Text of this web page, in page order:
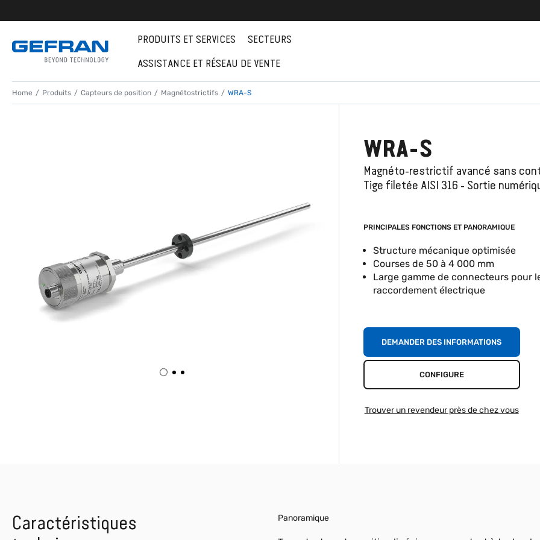
PRODUITS ET SERVICES
SECTEURS
ASSISTANCE ET RÉSEAU DE VENTE
Home Produits Capteurs de position Magnétostrictifs WRA-S
WRA-S
Magnéto-restrictif avancé sans
Tige filetée AISI 316 - Sortie
PRINCIPALES FONCTIONS ET PANORAMIQUE
Structure mécanique optimisée
Courses de 50 à 4 000 mm
Large gamme de connecteurs pour
raccordement électrique
DEMANDER DES INFORMATIONS
CONFIGURE
Trouver un revendeur près de chez vous
Caractéristiques
Panoramique